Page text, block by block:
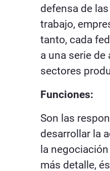
defensa de
trabajo,
tanto, cada
a una serie de
sectores
Funciones:
Son las
desarrollar la
la
más detalle,